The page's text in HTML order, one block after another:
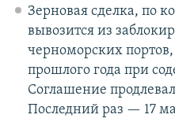
Зерновая сделка, по
вывозится из
черноморских
прошлого года при
Соглашение
Последний раз — 17